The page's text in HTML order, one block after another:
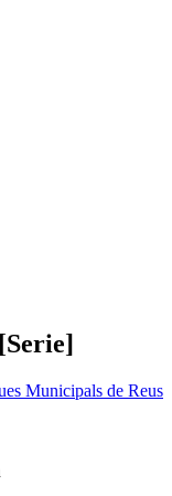
Municipals de Reus